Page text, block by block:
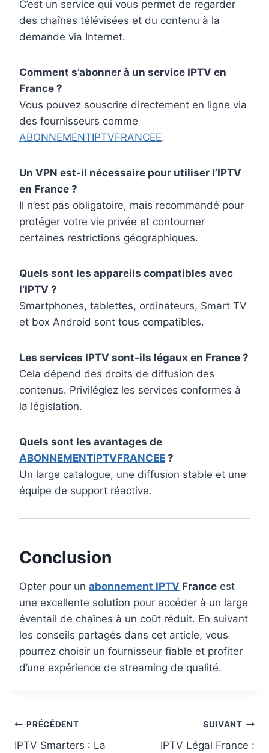
C’est un service qui vous permet de regarder
des chaînes télévisées et du contenu à la
demande via Internet.
Comment s’abonner à un service IPTV en
France ?
Vous pouvez souscrire directement en ligne via
des fournisseurs comme
ABONNEMENTIPTVFRANCEE.
Un VPN est-il nécessaire pour utiliser l’IPTV
en France ?
Il n’est pas obligatoire, mais recommandé pour
protéger votre vie privée et contourner
certaines restrictions géographiques.
Quels sont les appareils compatibles avec
l’IPTV ?
Smartphones, tablettes, ordinateurs, Smart TV
et box Android sont tous compatibles.
Les services IPTV sont-ils légaux en France ?
Cela dépend des droits de diffusion des
contenus. Privilégiez les services conformes à
la législation.
Quels sont les avantages de
ABONNEMENTIPTVFRANCEE ?
Un large catalogue, une diffusion stable et une
équipe de support réactive.
Conclusion
Opter pour un abonnement IPTV France est
une excellente solution pour accéder à un large
éventail de chaînes à un coût réduit. En suivant
les conseils partagés dans cet article, vous
pourrez choisir un fournisseur fiable et profiter
d’une expérience de streaming de qualité.
PRÉCÉDENT
IPTV Smarters : La
SUIVANT
IPTV Légal France​ :